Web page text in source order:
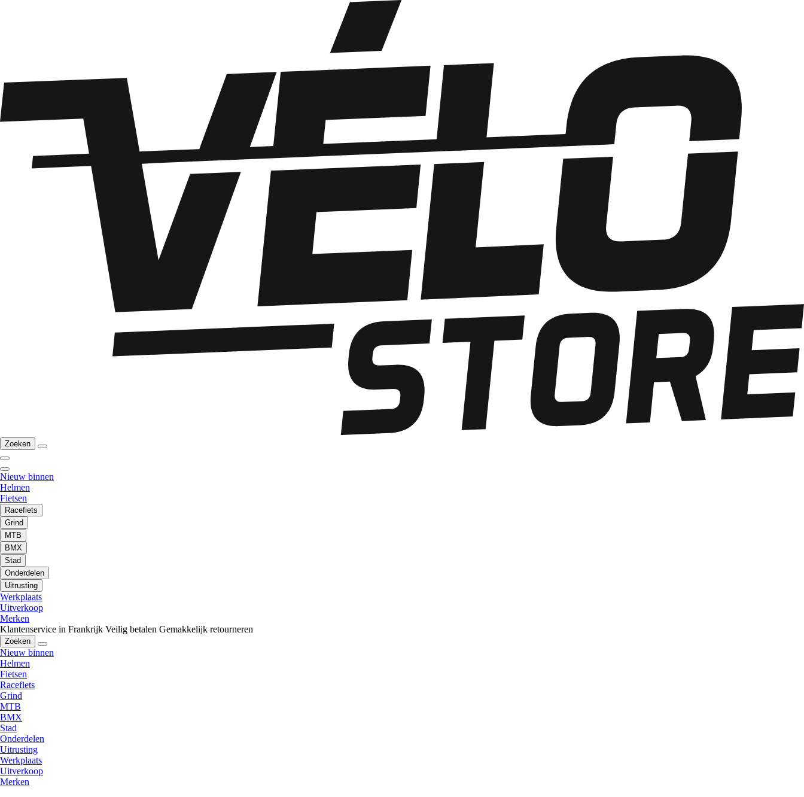
Zoeken
Nieuw binnen
Helmen
Fietsen
Racefiets
Grind
MTB
BMX
Stad
Onderdelen
Uitrusting
Werkplaats
Uitverkoop
Merken
Klantenservice in Frankrijk Veilig betalen Gemakkelijk retourneren
Zoeken
Nieuw binnen
Helmen
Fietsen
Racefiets
Grind
MTB
BMX
Stad
Onderdelen
Uitrusting
Werkplaats
Uitverkoop
Merken